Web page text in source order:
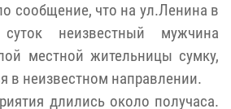
сообщение, что на ул.Ленина в
неизвестный мужчина
местной жительницы сумку,
в неизвестном направлении.
длились около получаса.